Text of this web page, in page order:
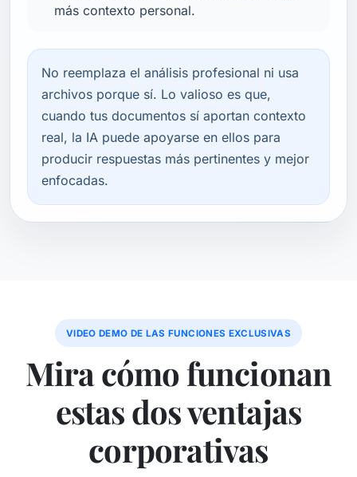
más contexto personal.
No reemplaza el análisis profesional ni usa
archivos porque sí. Lo valioso es que,
cuando tus documentos sí aportan contexto
real, la IA puede apoyarse en ellos para
producir respuestas más pertinentes y mejor
enfocadas.
VIDEO DEMO DE LAS FUNCIONES EXCLUSIVAS
Mira cómo funcionan
estas dos ventajas
corporativas